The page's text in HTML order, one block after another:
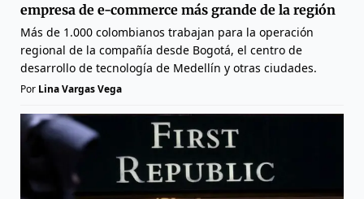
empresa de e-commerce más grande de la región
Más de 1.000 colombianos trabajan para la operación
regional de la compañía desde Bogotá, el centro de
desarrollo de tecnología de Medellín y otras ciudades.
Por Lina Vargas Vega